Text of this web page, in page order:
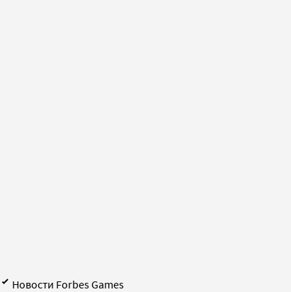
Новости Forbes Games